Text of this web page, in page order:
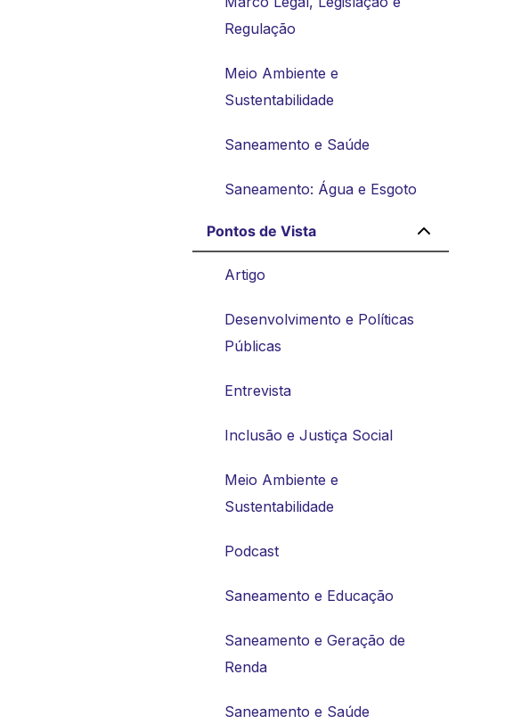
Regulação
Meio Ambiente e
Sustentabilidade
Saneamento e Saúde
Saneamento: Água e Esgoto
Pontos de Vista
Artigo
Desenvolvimento e Políticas
Públicas
Entrevista
Inclusão e Justiça Social
Meio Ambiente e
Sustentabilidade
Podcast
Saneamento e Educação
Saneamento e Geração de
Renda
Saneamento e Saúde